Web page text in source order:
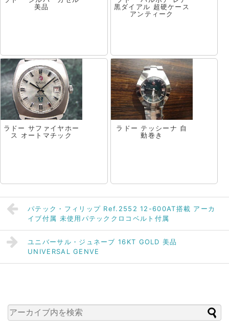
美品
黒ダイアル 超硬ケース
アンティーク
ラドー サファイヤホー
ス オートマチック
ラドー テッシーナ 自
動巻き
パテック・フィリップ Ref.2552 12-600AT搭載 アーカ
イブ付属 未使用パテッククロコベルト付属
ユニバーサル・ジュネーブ 16KT GOLD 美品
UNIVERSAL GENVE